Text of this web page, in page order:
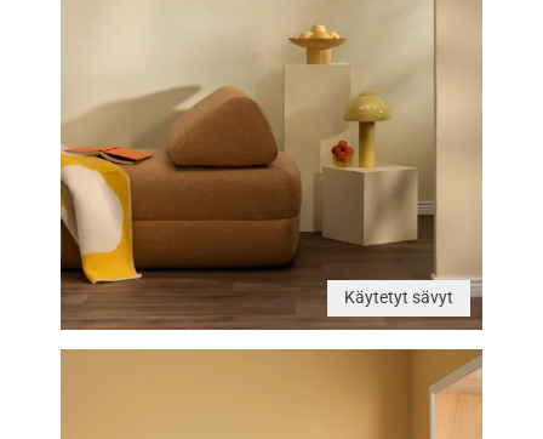
Käytetyt sävyt